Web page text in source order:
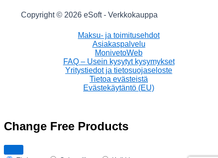
Copyright © 2026 eSoft - Verkkokauppa
Maksu- ja toimitusehdot
Asiakaspalvelu
MonivetoWeb
FAQ – Usein kysytyt kysymykset
Yritystiedot ja tietosuojaseloste
Tietoa evästeistä
Evästekäytäntö (EU)
Change Free Products